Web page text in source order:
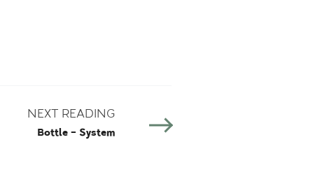
NEXT READING
Bottle – System